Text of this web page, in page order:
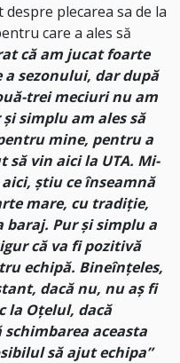
plecarea sa de la
care a ales să
că am jucat foarte
sezonului, dar după
trei meciuri nu am
simplu am ales să
mine, pentru a
vin aici la UTA. Mi-
ştiu ce înseamnă
mare, cu tradiţie,
baraj. Pur și simplu a
că va fi pozitivă
echipă. Bineînțeles,
dacă nu, nu aș fi
la Oțelul, dacă
aceasta
să ajut echipa”